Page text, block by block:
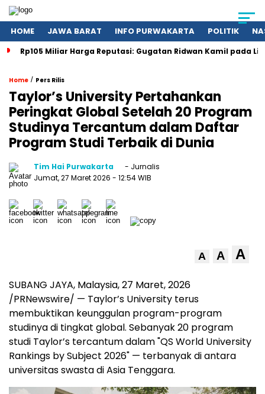
HOME JAWA BARAT INFO PURWAKARTA POLITIK
Rp105 Miliar Harga Reputasi: Gugatan Ridwan Kamil pada
Home / Pers Rilis
Taylor’s University Pertahankan
Peringkat Global Setelah 20 Program
Studinya Tercantum dalam Daftar
Program Studi Terbaik di Dunia
Tim Hai Purwakarta
- Jurnalis
Jumat, 27 Maret 2026 - 12:54 WIB
A A A
SUBANG JAYA, Malaysia,27 Maret, 2026
/PRNewswire/ — Taylor’s University terus
membuktikan keunggulan program-program
studinya di tingkat global. Sebanyak 20 program
studi Taylor’s tercantum dalam "QS World University
Rankings by Subject 2026" — terbanyak di antara
universitas swasta di Asia Tenggara.